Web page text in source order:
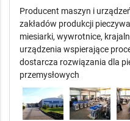
cukierniczych –
Producent maszyn i
zakładów produkcji
miesiarki, wywrotnice,
urządzenia wspierające
dostarcza rozwiązania dla
przemysłowych